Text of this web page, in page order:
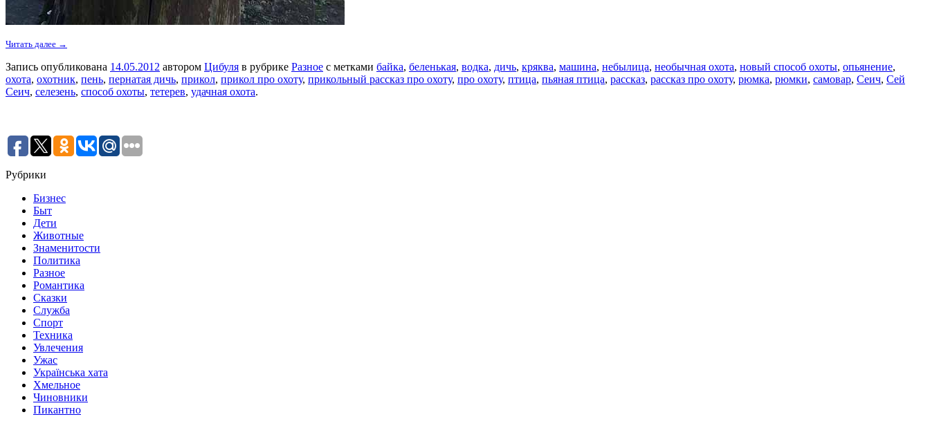
Читать далее →
Запись опубликована 14.05.2012 автором Цибуля в рубрике Разное с метками байка, беленькая, водка, дичь, кряква, машина, небылица, необычная охота, новый способ охоты, опьянение,
охота, охотник, пень, пернатая дичь, прикол, прикол про охоту, прикольный рассказ про охоту, про охоту, птица, пьяная птица, рассказ, рассказ про охоту, рюмка, рюмки, самовар, Сеич, Сей
Сеич, селезень, способ охоты, тетерев, удачная охота.
Рубрики
Бизнес
Быт
Дети
Животные
Знаменитости
Политика
Разное
Романтика
Сказки
Служба
Спорт
Техника
Увлечения
Ужас
Українська хата
Хмельное
Чиновники
Пикантно